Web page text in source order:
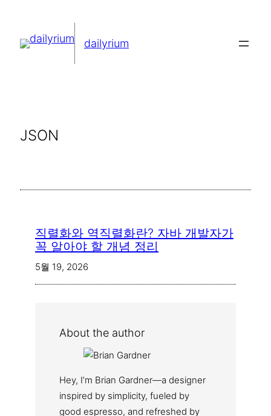
dailyrium
JSON
직렬화와 역직렬화란? 자바 개발자가
꼭 알아야 할 개념 정리
5월 19, 2026
About the author
Hey, I’m Brian Gardner—a designer
inspired by simplicity, fueled by
good espresso, and refreshed by